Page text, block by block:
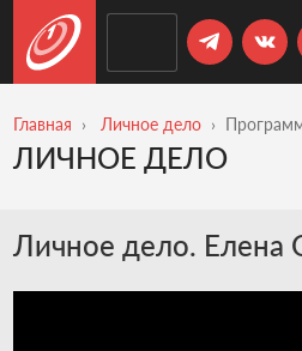
Главная Личное дело
ЛИЧНОЕ ДЕЛО
Личное дело. Елена